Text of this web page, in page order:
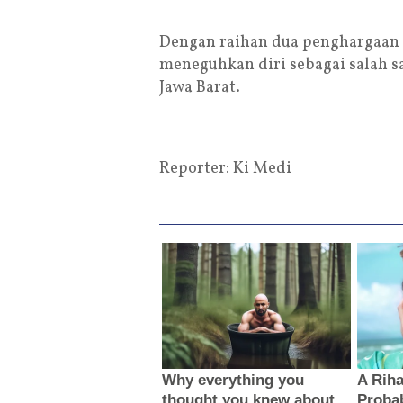
Dengan raihan dua
meneguhkan diri sebagai salah
Jawa Barat.
Reporter: Ki Medi